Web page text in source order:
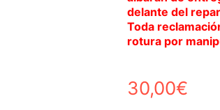
delante del
Toda
rotura por
30,00€